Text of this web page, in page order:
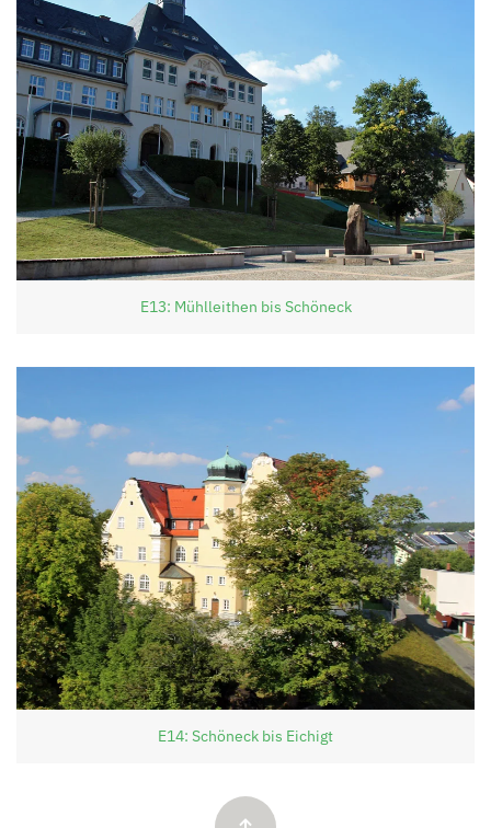
E13: Mühlleithen bis Schöneck
E14: Schöneck bis Eichigt